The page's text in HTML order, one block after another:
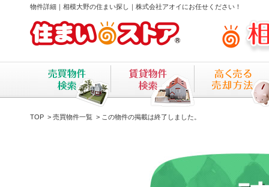
物件詳細｜相模大野の住まい探し｜株式会社アオイにお任せください！
TOP > 売買物件一覧 > この物件の掲載は終了しました。